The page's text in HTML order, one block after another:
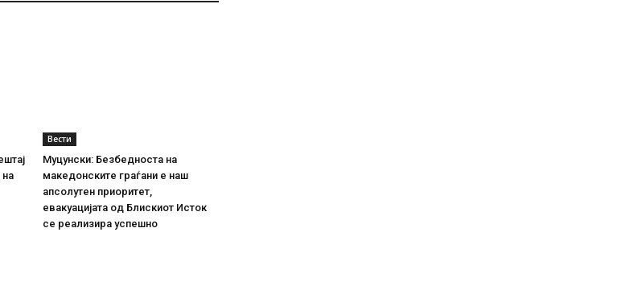
Вести
Муцунски: Безбедноста на
македонските граѓани е наш
апсолутен приоритет,
евакуацијата од Блискиот Исток
се реализира успешно